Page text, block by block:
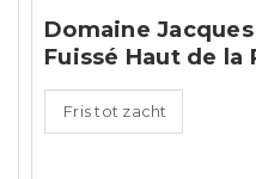
Domaine
Fuissé Haut de la
Fris tot zacht